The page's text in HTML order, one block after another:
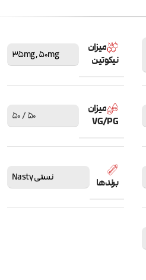
میزان
نیکوتین
35mg,50mg
میزان
VG/PG
50 / 50
برندها نستی Nasty